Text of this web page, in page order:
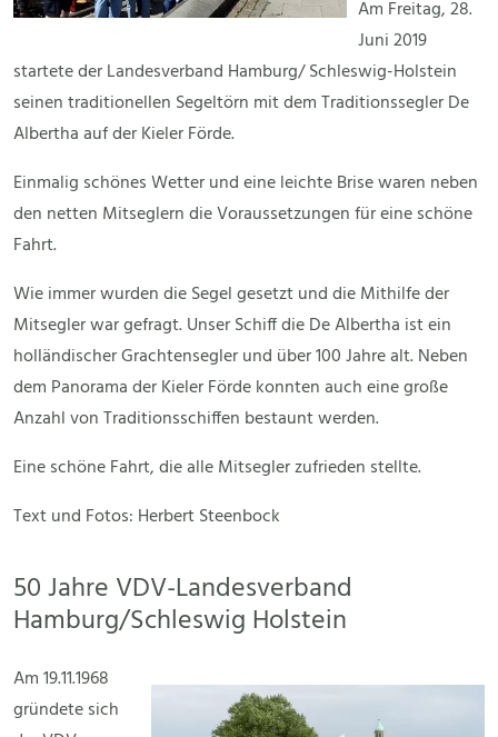
Am Freitag, 28.
Juni 2019
startete der Landesverband Hamburg/ Schleswig-Holstein
seinen traditionellen Segeltörn mit dem Traditionssegler De
Albertha auf der Kieler Förde.
Einmalig schönes Wetter und eine leichte Brise waren neben
den netten Mitseglern die Voraussetzungen für eine schöne
Fahrt.
Wie immer wurden die Segel gesetzt und die Mithilfe der
Mitsegler war gefragt. Unser Schiff die De Albertha ist ein
holländischer Grachtensegler und über 100 Jahre alt. Neben
dem Panorama der Kieler Förde konnten auch eine große
Anzahl von Traditionsschiffen bestaunt werden.
Eine schöne Fahrt, die alle Mitsegler zufrieden stellte.
Text und Fotos: Herbert Steenbock
50 Jahre VDV-Landesverband
Hamburg/Schleswig Holstein
Am 19.11.1968
gründete sich